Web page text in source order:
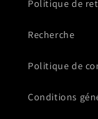
Politique de
Recherche
Politique de
Conditions